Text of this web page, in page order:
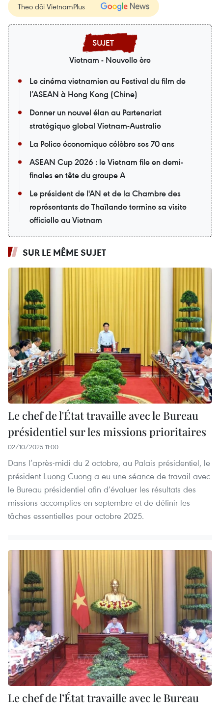
Theo dõi VietnamPlus
Vietnam - Nouvelle ère
Le cinéma vietnamien au Festival du film de
l’ASEAN à Hong Kong (Chine)
Donner un nouvel élan au Partenariat
stratégique global Vietnam-Australie
La Police économique célèbre ses 70 ans
ASEAN Cup 2026 : le Vietnam file en demi-
finales en tête du groupe A
Le président de l'AN et de la Chambre des
représentants de Thaïlande termine sa visite
officielle au Vietnam
SUR LE MÊME SUJET
Le chef de l'État travaille avec le Bureau
présidentiel sur les missions prioritaires
02/10/2025 11:00
Dans l’après-midi du 2 octobre, au Palais présidentiel, le
président Luong Cuong a eu une séance de travail avec
le Bureau présidentiel afin d’évaluer les résultats des
missions accomplies en septembre et de définir les
tâches essentielles pour octobre 2025.
Le chef de l’État travaille avec le Bureau